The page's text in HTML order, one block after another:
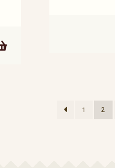
1 2